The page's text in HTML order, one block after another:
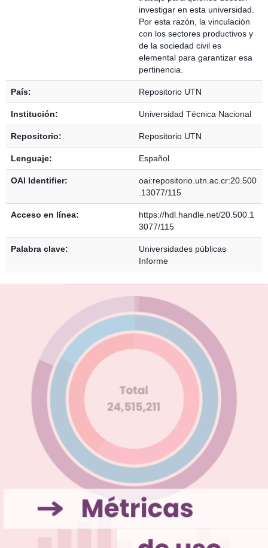
investigar en esta universidad.
Por esta razón, la vinculación
con los sectores productivos y
de la sociedad civil es
elemental para garantizar esa
pertinencia.
País: Repositorio UTN
Institución: Universidad Técnica Nacional
Repositorio: Repositorio UTN
Lenguaje: Español
OAI Identifier:
oai:repositorio.utn.ac.cr:20.500
.13077/115
Acceso en línea:
https://hdl.handle.net/20.500.1
3077/115
Palabra clave:
Universidades públicas
Informe